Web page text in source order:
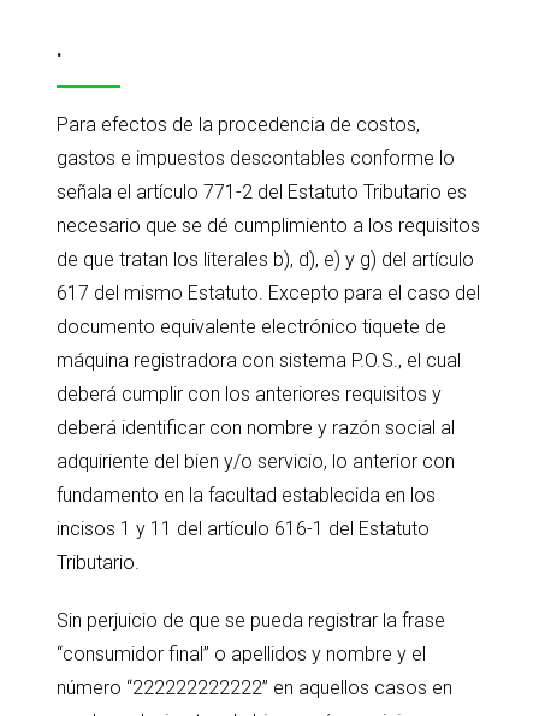
.
Para efectos de la procedencia de costos,
gastos e impuestos descontables conforme lo
señala el artículo 771-2 del Estatuto Tributario es
necesario que se dé cumplimiento a los requisitos
de que tratan los literales b), d), e) y g) del artículo
617 del mismo Estatuto. Excepto para el caso del
documento equivalente electrónico tiquete de
máquina registradora con sistema P.O.S., el cual
deberá cumplir con los anteriores requisitos y
deberá identificar con nombre y razón social al
adquiriente del bien y/o servicio, lo anterior con
fundamento en la facultad establecida en los
incisos 1 y 11 del artículo 616-1 del Estatuto
Tributario.
Sin perjuicio de que se pueda registrar la frase
“consumidor final” o apellidos y nombre y el
número “222222222222” en aquellos casos en